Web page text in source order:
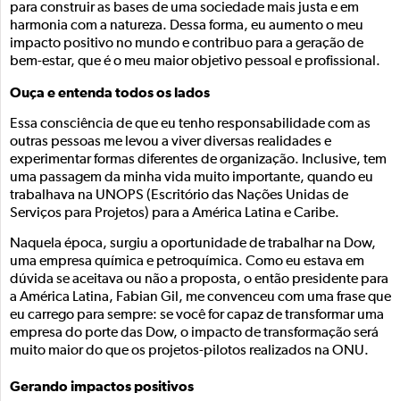
para construir as bases de uma sociedade mais justa e em
harmonia com a natureza. Dessa forma, eu aumento o meu
impacto positivo no mundo e contribuo para a geração de
bem-estar, que é o meu maior objetivo pessoal e profissional.
Ouça e entenda todos os lados
Essa consciência de que eu tenho responsabilidade com as
outras pessoas me levou a viver diversas realidades e
experimentar formas diferentes de organização. Inclusive, tem
uma passagem da minha vida muito importante, quando eu
trabalhava na UNOPS (Escritório das Nações Unidas de
Serviços para Projetos) para a América Latina e Caribe.
Naquela época, surgiu a oportunidade de trabalhar na Dow,
uma empresa química e petroquímica. Como eu estava em
dúvida se aceitava ou não a proposta, o então presidente para
a América Latina, Fabian Gil, me convenceu com uma frase que
eu carrego para sempre: se você for capaz de transformar uma
empresa do porte das Dow, o impacto de transformação será
muito maior do que os projetos-pilotos realizados na ONU.
Gerando impactos positivos